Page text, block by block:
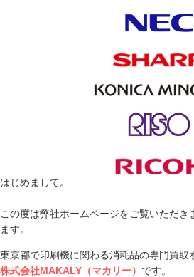
はじめまして。
この度は弊社ホームページをご覧いただ
ます。
東京都で印刷機に関わる消耗品の専門買取
株式会社MAKALY（マカリー） です。